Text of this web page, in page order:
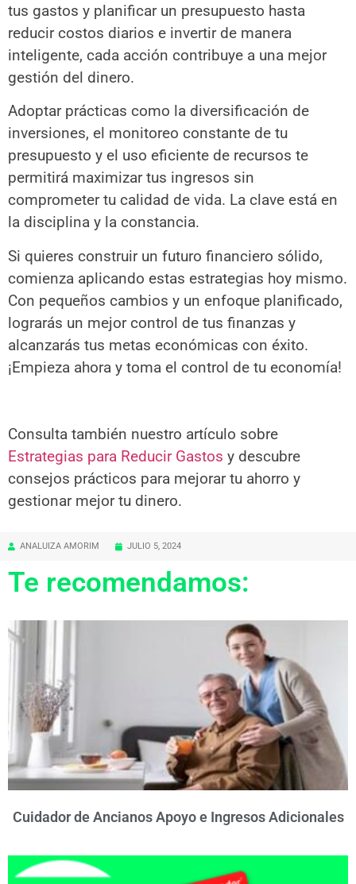
tus gastos y planificar un presupuesto hasta
reducir costos diarios e invertir de manera
inteligente, cada acción contribuye a una mejor
gestión del dinero.
Adoptar prácticas como la diversificación de
inversiones, el monitoreo constante de tu
presupuesto y el uso eficiente de recursos te
permitirá maximizar tus ingresos sin
comprometer tu calidad de vida. La clave está en
la disciplina y la constancia.
Si quieres construir un futuro financiero sólido,
comienza aplicando estas estrategias hoy mismo.
Con pequeños cambios y un enfoque planificado,
lograrás un mejor control de tus finanzas y
alcanzarás tus metas económicas con éxito.
¡Empieza ahora y toma el control de tu economía!
Consulta también nuestro artículo sobre
Estrategias para Reducir Gastos y descubre
consejos prácticos para mejorar tu ahorro y
gestionar mejor tu dinero.
ANALUIZA AMORIM JULIO 5, 2024
Te recomendamos:
Cuidador de Ancianos Apoyo e Ingresos Adicionales